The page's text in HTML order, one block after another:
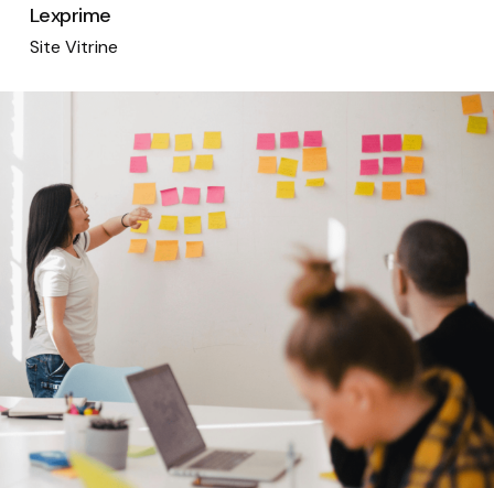
Lexprime
Site Vitrine